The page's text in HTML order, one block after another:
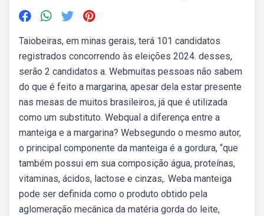
Taiobeiras, em minas gerais, terá 101 candidatos
registrados concorrendo às eleições 2024. desses,
serão 2 candidatos a. Webmuitas pessoas não sabem
do que é feito a margarina, apesar dela estar presente
nas mesas de muitos brasileiros, já que é utilizada
como um substituto. Webqual a diferença entre a
manteiga e a margarina? Websegundo o mesmo autor,
o principal componente da manteiga é a gordura, “que
também possui em sua composição água, proteínas,
vitaminas, ácidos, lactose e cinzas,. Weba manteiga
pode ser definida como o produto obtido pela
aglomeração mecânica da matéria gorda do leite,